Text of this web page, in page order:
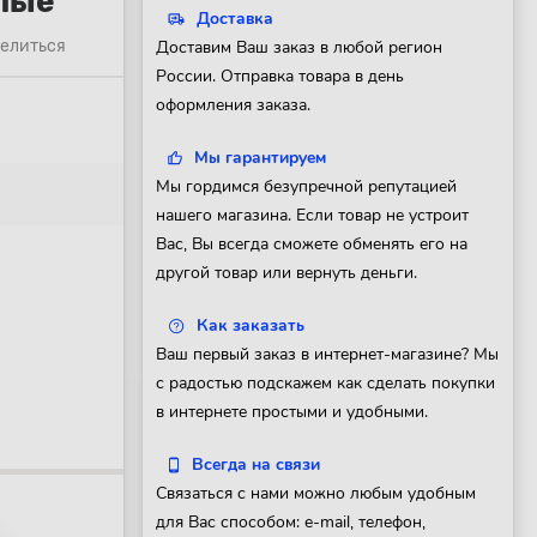
Доставка
Доставим Ваш заказ в любой регион
России. Отправка товара в день
оформления заказа.
Мы гарантируем
Мы гордимся безупречной репутацией
нашего магазина. Если товар не устроит
Вас, Вы всегда сможете обменять его на
другой товар или вернуть деньги.
Как заказать
Ваш первый заказ в интернет-магазине? Мы
с радостью подскажем как сделать покупки
в интернете простыми и удобными.
Всегда на связи
Связаться с нами можно любым удобным
для Вас способом: e-mail, телефон,